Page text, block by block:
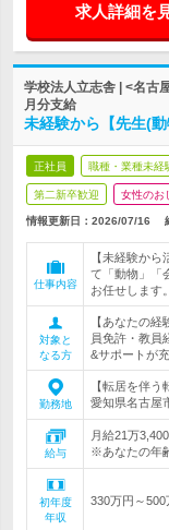
求人詳細を
学校法人立志舎 | <名古
月分支給
未経験から【先生(
正社員 職種・業種未経
第二新卒歓迎 女性のお
情報更新日：2026/07/16
仕事内容
【未経験か
て「動物」「
お任せします。
対象と
なる方
【あなたの
員免許・教員
&サポートが
勤務地
【転居を伴
愛知県名古屋
給与
月給21万
※あなたの年
初年度
年収
330万円～500